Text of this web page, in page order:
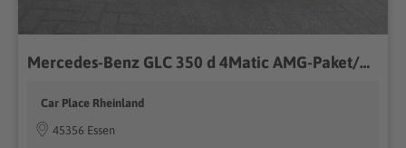
Mercedes-Benz GLC 350 d 4Matic AMG-Paket/Navi/Pano/AHK/19"Zoll
Car Place Rheinland
45356 Essen